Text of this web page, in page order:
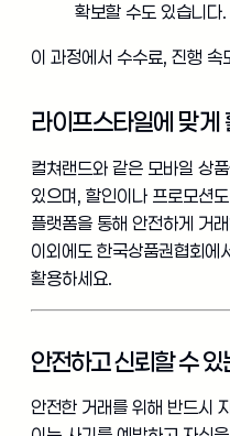
확보할 수도 있습니다.
이 과정에서 수수료, 진행
라이프스타일에 맞게
컬쳐랜드와 같은 모바일 상
있으며, 할인이나 프로모션
플랫폼을 통해 안전하게 거
이외에도 한국상품권협회에
활용하세요.
안전하고 신뢰할 수
안전한 거래를 위해 반드시